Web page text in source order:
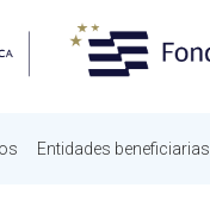
Entidades beneficiarias